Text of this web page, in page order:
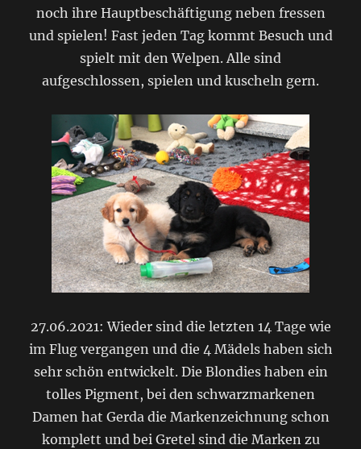
noch ihre Hauptbeschäftigung neben fressen
und spielen! Fast jeden Tag kommt Besuch und
spielt mit den Welpen. Alle sind
aufgeschlossen, spielen und kuscheln gern.
27.06.2021: Wieder sind die letzten 14 Tage wie
im Flug vergangen und die 4 Mädels haben sich
sehr schön entwickelt. Die Blondies haben ein
tolles Pigment, bei den schwarzmarkenen
Damen hat Gerda die Markenzeichnung schon
komplett und bei Gretel sind die Marken zu